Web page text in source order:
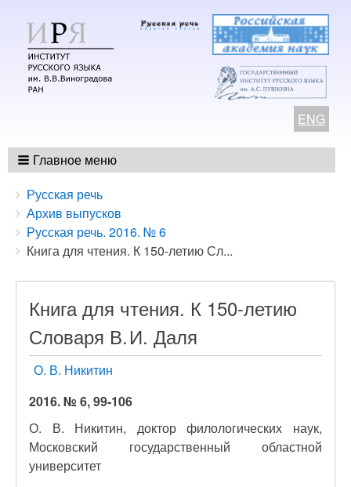
ENG
Главное меню
Breadcrumbs
You
are
here:
Русская речь
Архив выпусков
Русская речь. 2016. № 6
Книга для чтения. К 150-летию Сл...
Книга для чтения. К 150-летию
Словаря В. И. Даля
О. В. Никитин
2016. № 6, 99-106
О. В. Никитин, доктор филологических наук,
Московский государственный областной
университет